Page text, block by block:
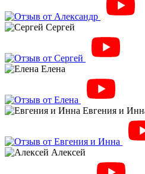
Сергей
Елена
Евгения и
Алексей